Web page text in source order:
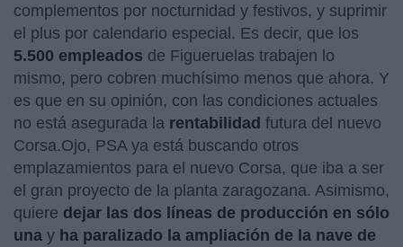
complementos por nocturnidad y festivos, y suprimir
el plus por calendario especial. Es decir, que los
5.500 empleados de Figueruelas trabajen lo
mismo, pero cobren muchísimo menos que ahora. Y
es que en su opinión, con las condiciones actuales
no está asegurada la rentabilidad futura del nuevo
Corsa.Ojo, PSA ya está buscando otros
emplazamientos para el nuevo Corsa, que iba a ser
el gran proyecto de la planta zaragozana. Asimismo,
quiere dejar las dos líneas de producción en sólo
una y ha paralizado la ampliación de la nave de